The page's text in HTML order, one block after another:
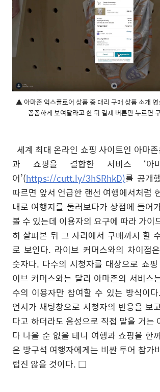
▲ 아마존 익스플로어 상품 중 대리 구매 상품 소개
꼼꼼하게 보여달라고 한 뒤 결제 버튼만 누르면
세계 최대 온라인 쇼핑 사이트인 아마
과 쇼핑을 결합한 서비스 ‘아
어’(https://cutt.ly/3hSRhkD)를 공개
따르면 앞서 언급한 랜선 여행에서처럼
내로 여행지를 둘러보다가 상점에 들어
볼 수 있는데 이용자의 요구에 따라 가이
히 살펴본 뒤 그 자리에서 구매까지 할
로 보인다. 라이브 커머스와의 차이점
숫자다. 다수의 시청자를 대상으로 쇼
이브 커머스와는 달리 아마존의 서비스
수의 이용자만 참여할 수 있는 방식이다.
언서가 채팅창으로 시청자의 반응을 보
다고 하더라도 음성으로 직접 말을 거는
다 나을 순 없을 테니 여행과 쇼핑을 한
은 방구석 여행자에게는 비싼 투어 참가
럽진 않을 것이다. □